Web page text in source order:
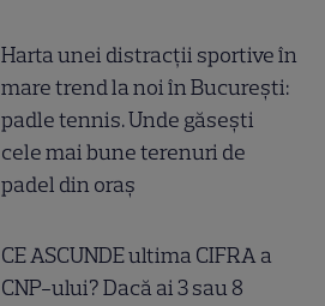
Harta unei distracții sportive în
mare trend la noi în București:
padle tennis. Unde găsești
cele mai bune terenuri de
padel din oraș
CE ASCUNDE ultima CIFRA a
CNP-ului? Dacă ai 3 sau 8